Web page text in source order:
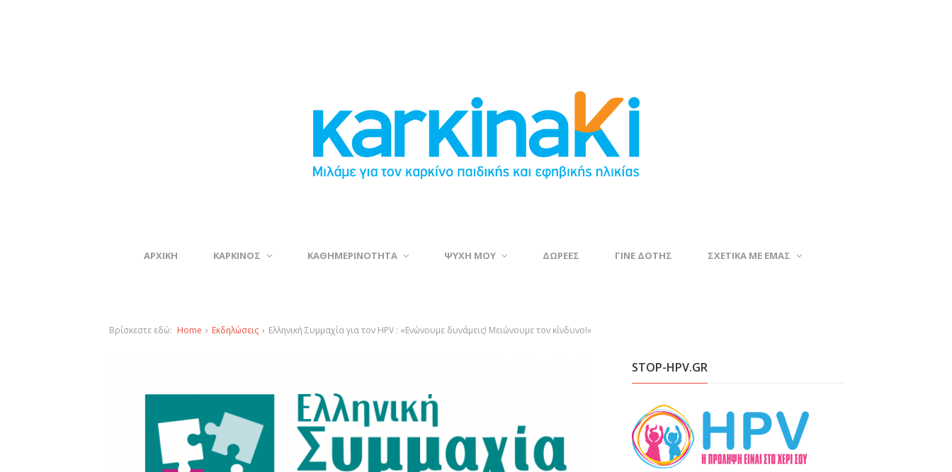
ΑΡΧΙΚΗ ΚΑΡΚΙΝΟΣ ΚΑΘΗΜΕΡΙΝΟΤΗΤΑ ΨΥΧΗ ΜΟΥ ΔΩΡΕΕΣ ΓΙΝΕ ΔΟΤΗΣ ΣΧΕΤΙΚΑ ΜΕ ΕΜΑΣ
Βρίσκεστε εδώ: Home › Εκδηλώσεις › Ελληνική Συμμαχία για τον HPV : «Ενώνουμε δυνάμεις! Μειώνουμε τον κίνδυνο!»
STOP-HPV.GR